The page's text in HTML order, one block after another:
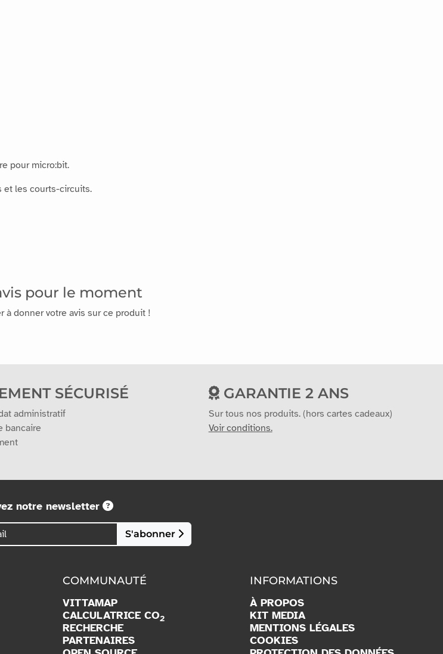
pour micro:bit.
et les courts-circuits.
pour le moment
à donner votre avis sur ce produit !
SÉCURISÉ
administratif
bancaire
GARANTIE 2 ANS
Sur tous nos produits. (hors cartes cadeaux)
Voir conditions.
notre newsletter
S'abonner
COMMUNAUTÉ
VITTAMAP
CALCULATRICE CO2
RECHERCHE
PARTENAIRES
INFORMATIONS
À PROPOS
KIT MEDIA
MENTIONS LÉGALES
COOKIES